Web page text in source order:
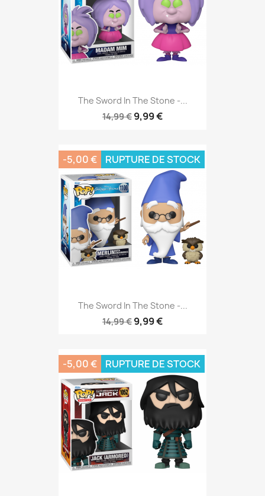
The Sword In The Stone -...
14,99 € 9,99 €
The Sword In The Stone -...
14,99 € 9,99 €
-5,00 € RUPTURE DE STOCK
-5,00 € RUPTURE DE STOCK